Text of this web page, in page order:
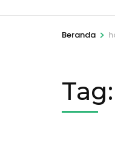
Beranda >
Tag: